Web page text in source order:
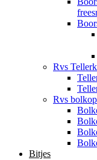
Rvs
Rvs
Bitjes